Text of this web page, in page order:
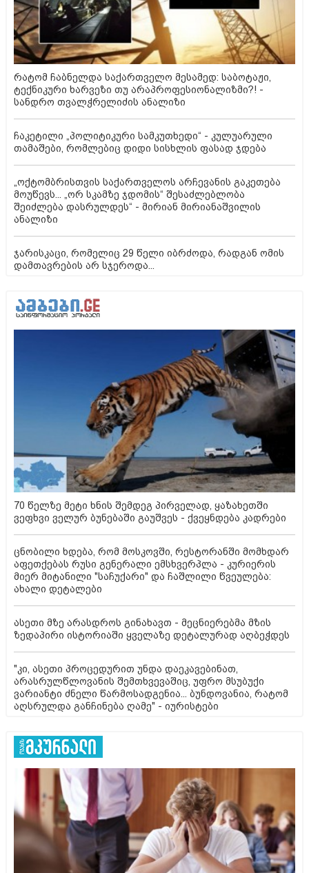
რატომ ჩაბნელდა საქართველო მესამედ: საბოტაჟი,
ტექნიკური ხარვეზი თუ არაპროფესიონალიზმი?! -
სანდრო თვალჭრელიძის ანალიზი
ჩაკეტილი „პოლიტიკური სამკუთხედი“ - კულუარული
თამაშები, რომლებიც დიდი სისხლის ფასად ჯდება
„ოქტომბრისთვის საქართველოს არჩევანის გაკეთება
მოუწევს... „ორ სკამზე ჯდომის“ შესაძლებლობა
შეიძლება დასრულდეს“ - მირიან მირიანაშვილის
ანალიზი
ჯარისკაცი, რომელიც 29 წელი იბრძოდა, რადგან ომის
დამთავრების არ სჯეროდა...
70 წელზე მეტი ხნის შემდეგ პირველად, ყაზახეთში
ვეფხვი ველურ ბუნებაში გაუშვეს - ქვეყნდება კადრები
ცნობილი ხდება, რომ მოსკოვში, რესტორანში მომხდარ
აფეთქებას რუსი გენერალი ემსხვერპლა - კურიერის
მიერ მიტანილი "საჩუქარი" და ჩაშლილი წვეულება:
ახალი დეტალები
ასეთი მზე არასდროს გინახავთ - მეცნიერებმა მზის
ზედაპირი ისტორიაში ყველაზე დეტალურად აღბეჭდეს
"კი, ასეთი პროცედურით უნდა დაეკავებინათ,
არასრულწლოვანის შემთხვევაშიც, უფრო მსუბუქი
ვარიანტი ძნელი წარმოსადგენია... ბუნდოვანია, რატომ
აღსრულდა განჩინება ღამე" - იურისტები